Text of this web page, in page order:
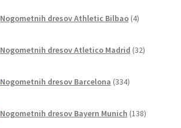
Nogometnih dresov Athletic Bilbao 4izdelki
Nogometnih dresov Atletico Madrid 32izdelkov
Nogometnih dresov Barcelona 334izdelkov
Nogometnih dresov Bayern Munich 138izdelkov